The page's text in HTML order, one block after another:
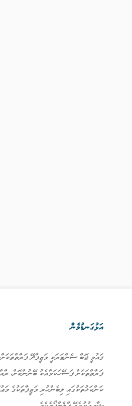
އަޅުގަނޑުމެން
ޤައުމީ ޖޮބް ސެންޓަރަކީ ވަޒީފާދޭ
ފަރާތްތަކަށް ފަސޭހަކަމާއެކު ބޭނުންކޮށް،
ކަންކަޅުތަކުގައި ލިބެންހުރި ވަޒީފާތަކުގެ